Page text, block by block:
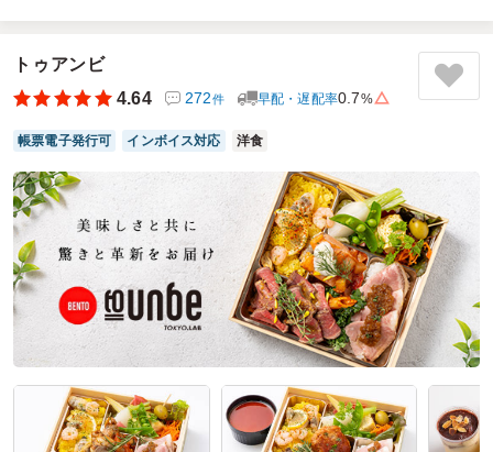
ことができて非常に喜んでもらえました。また、主となるお
かず以外にもごはんのおかずになるものがたくさん入ってい
て、ごはんを楽しむことのできるお弁当でした。
ご利用シーン： ロケ・撮影›ロケ
神奈川県川崎市高津区坂戸
2025/06/09
海苔弁ごっつ食べなはれの口コミをもっと見る
トゥアンビ
4.64
272件 早配・遅配率0.7%
帳票電子発行可 インボイス対応 洋食